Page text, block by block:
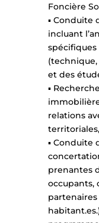
Foncière
▪ Conduite
incluant
spécifiques
et des
▪
relations
▪ Conduite
prenantes
occupants,